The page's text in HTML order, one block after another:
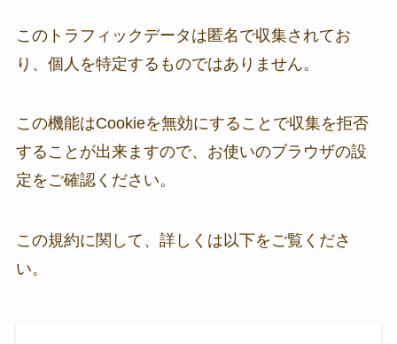
このトラフィックデータは匿名で収集されてお
り、個人を特定するものではありません。
この機能はCookieを無効にすることで収集を拒否
することが出来ますので、お使いのブラウザの設
定をご確認ください。
この規約に関して、詳しくは以下をご覧くださ
い。